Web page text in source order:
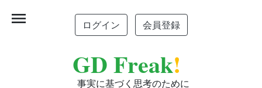
ログイン 会員登録
GD Freak!
事実に基づく思考のために
menu